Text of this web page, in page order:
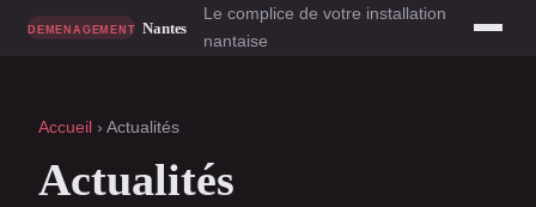
Le complice de votre installation
nantaise
Accueil › Actualités
Actualités